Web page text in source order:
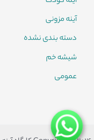
آینه مزونی
دسته بندی نشده
شیشه خم
عمومی